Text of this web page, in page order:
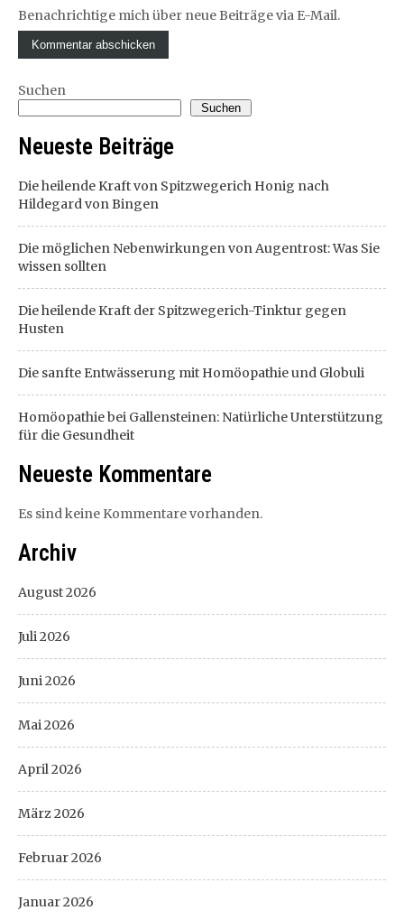
Benachrichtige mich über neue Beiträge via E-Mail.
Suchen
Suchen
Neueste Beiträge
Die heilende Kraft von Spitzwegerich Honig nach
Hildegard von Bingen
Die möglichen Nebenwirkungen von Augentrost: Was Sie
wissen sollten
Die heilende Kraft der Spitzwegerich-Tinktur gegen
Husten
Die sanfte Entwässerung mit Homöopathie und Globuli
Homöopathie bei Gallensteinen: Natürliche Unterstützung
für die Gesundheit
Neueste Kommentare
Es sind keine Kommentare vorhanden.
Archiv
August 2026
Juli 2026
Juni 2026
Mai 2026
April 2026
März 2026
Februar 2026
Januar 2026